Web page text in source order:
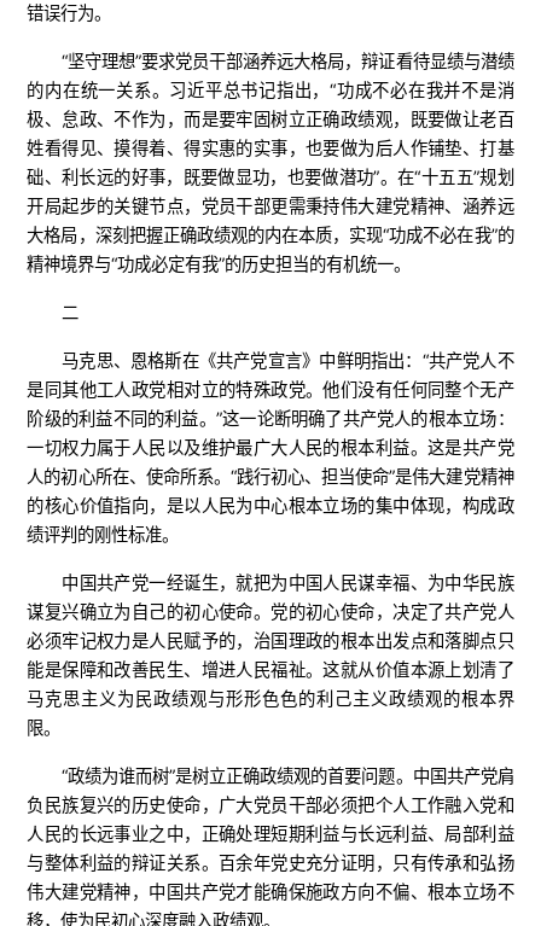
错误行为。
“坚守理想”要求党员干部涵养远大格局，辩证看待显绩与潜绩
的内在统一关系。习近平总书记指出，“功成不必在我并不是消
极、怠政、不作为，而是要牢固树立正确政绩观，既要做让老百
姓看得见、摸得着、得实惠的实事，也要做为后人作铺垫、打基
础、利长远的好事，既要做显功，也要做潜功”。在“十五五”规划
开局起步的关键节点，党员干部更需秉持伟大建党精神、涵养远
大格局，深刻把握正确政绩观的内在本质，实现“功成不必在我”的
精神境界与“功成必定有我”的历史担当的有机统一。
二
马克思、恩格斯在《共产党宣言》中鲜明指出：“共产党人不
是同其他工人政党相对立的特殊政党。他们没有任何同整个无产
阶级的利益不同的利益。”这一论断明确了共产党人的根本立场：
一切权力属于人民以及维护最广大人民的根本利益。这是共产党
人的初心所在、使命所系。“践行初心、担当使命”是伟大建党精神
的核心价值指向，是以人民为中心根本立场的集中体现，构成政
绩评判的刚性标准。
中国共产党一经诞生，就把为中国人民谋幸福、为中华民族
谋复兴确立为自己的初心使命。党的初心使命，决定了共产党人
必须牢记权力是人民赋予的，治国理政的根本出发点和落脚点只
能是保障和改善民生、增进人民福祉。这就从价值本源上划清了
马克思主义为民政绩观与形形色色的利己主义政绩观的根本界
限。
“政绩为谁而树”是树立正确政绩观的首要问题。中国共产党肩
负民族复兴的历史使命，广大党员干部必须把个人工作融入党和
人民的长远事业之中，正确处理短期利益与长远利益、局部利益
与整体利益的辩证关系。百余年党史充分证明，只有传承和弘扬
伟大建党精神，中国共产党才能确保施政方向不偏、根本立场不
移，使为民初心深度融入政绩观。